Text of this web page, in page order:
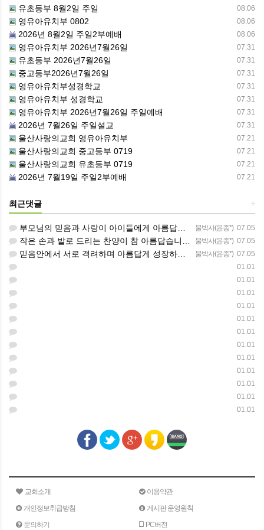
08.06
유초등부 8월2일 주일
08.06
영유아유치부 0802
08.06
2026년 8월2일 주일2부예배
07.31
영유아유치부 2026년7월26일
07.31
유초등부 2026년7월26일
07.31
중고등부2026년7월26일
07.31
영유아유치부성경학교
07.31
영유아유치부 성경학교
07.31
영유아유치부 2026년7월26일 주일예배
07.31
2026년 7월26일 주일설교
07.21
울산사랑의교회 영유아유치부
07.21
울산사랑의교회 중고등부 0719
07.21
울산사랑의교회 유초등부 0719
07.21
2026년 7월19일 주일2부예배
+
최근댓글
물박사(윤종*) 07.05
부모님의 믿음과 사랑이 아이들에게 아름답게 이어지길 축복합니다
물박사(윤종*) 07.05
작은 손과 발로 드리는 찬양이 참 아름답습니다 하나님의 사랑이 늘 함께하길 기도합니다
물박사(윤종*) 07.05
믿음안에서 서로 격려하며 아름답게 성장하는 중고등부가 되길 응원합니다
01.01
01.01
01.01
01.01
01.01
01.01
01.01
01.01
01.01
01.01
01.01
01.01
교회소개
이용약관
개인정보취급방침
게시판 운영원칙
문의하기
PC버전